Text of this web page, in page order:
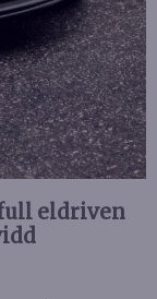
eldriven